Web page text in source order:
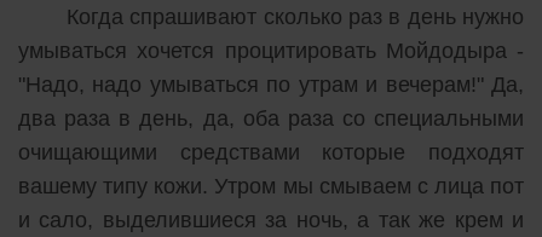
Когда спрашивают сколько раз в день нужно
умываться хочется процитировать Мойдодыра -
"Надо, надо умываться по утрам и вечерам!" Да,
два раза в день, да, оба раза со специальными
очищающими средствами которые подходят
вашему типу кожи. Утром мы смываем с лица пот
и сало, выделившиеся за ночь, а так же крем и